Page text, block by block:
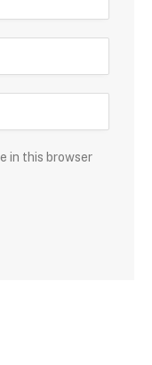
in this browser